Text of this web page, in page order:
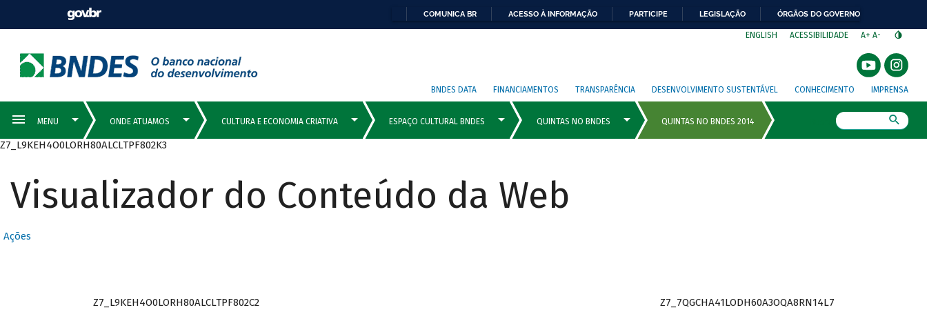
COMUNICA BR ACESSO À INFORMAÇÃO PARTICIPE LEGISLAÇÃO ÓRGÃOS DO GOVERNO
ENGLISH ACESSIBILIDADE A+ A-
BNDES DATA FINANCIAMENTOS TRANSPARÊNCIA DESENVOLVIMENTO SUSTENTÁVEL CONHECIMENTO IMPRENSA
Z7_L9KEH4O0LORH80ALCLTPF802K3
Visualizador do Conteúdo da Web
Ações
Z7_L9KEH4O0LORH80ALCLTPF802C2 Z7_7QGCHA41LODH60A3OQA8RN14L7